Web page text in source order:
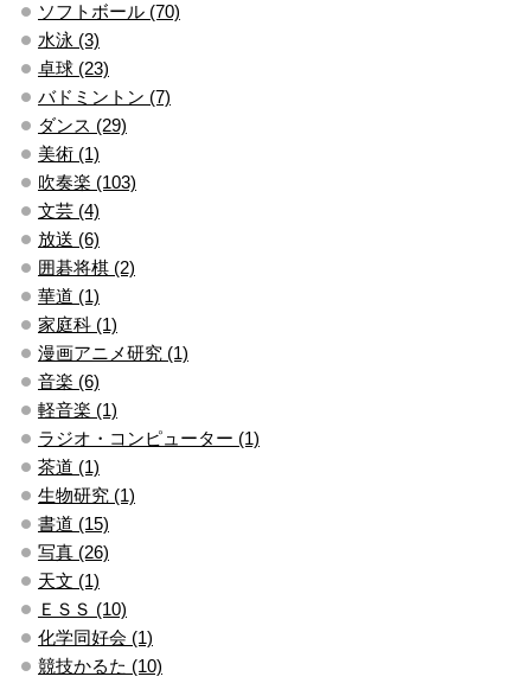
ソフトボール (70)
水泳 (3)
卓球 (23)
バドミントン (7)
ダンス (29)
美術 (1)
吹奏楽 (103)
文芸 (4)
放送 (6)
囲碁将棋 (2)
華道 (1)
家庭科 (1)
漫画アニメ研究 (1)
音楽 (6)
軽音楽 (1)
ラジオ・コンピューター (1)
茶道 (1)
生物研究 (1)
書道 (15)
写真 (26)
天文 (1)
ＥＳＳ (10)
化学同好会 (1)
競技かるた (10)